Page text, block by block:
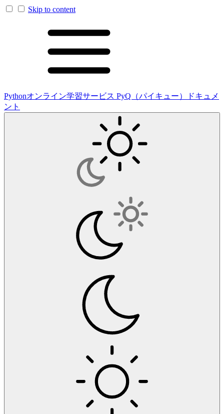
Skip to content
Pythonオンライン学習サービス PyQ（パイキュー）ドキュメ
ント